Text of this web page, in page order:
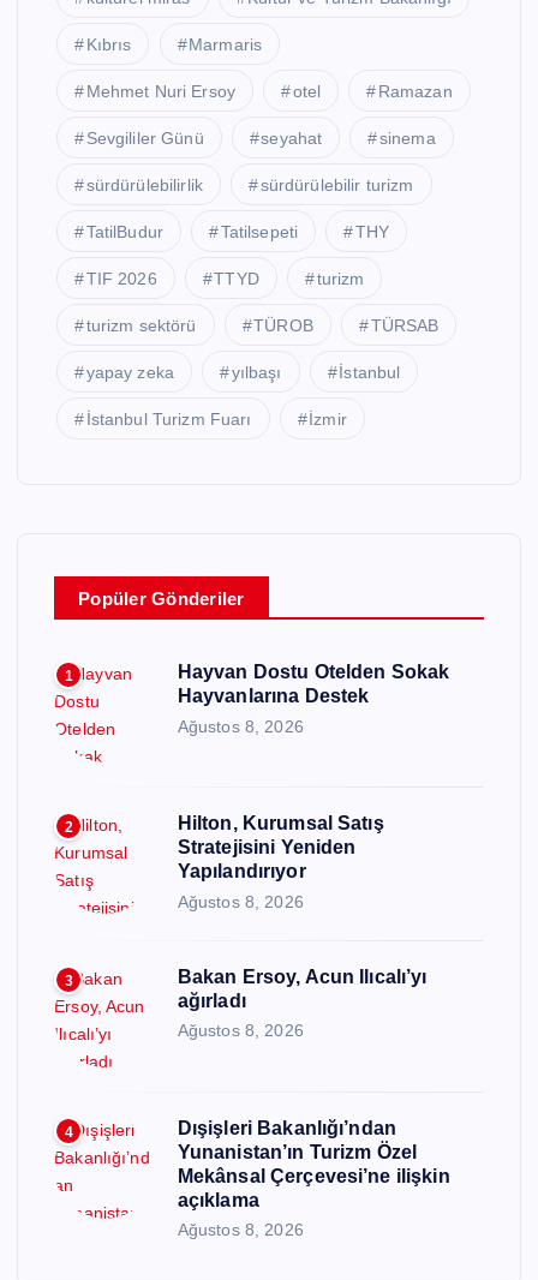
Kıbrıs Marmaris
Mehmet Nuri Ersoy otel Ramazan
Sevgililer Günü seyahat sinema
sürdürülebilirlik sürdürülebilir turizm
TatilBudur Tatilsepeti THY
TIF 2026 TTYD turizm
turizm sektörü TÜROB TÜRSAB
yapay zeka yılbaşı İstanbul
İstanbul Turizm Fuarı İzmir
Popüler Gönderiler
1
Hayvan Dostu Otelden Sokak
Hayvanlarına Destek
Ağustos 8, 2026
2
Hilton, Kurumsal Satış
Stratejisini Yeniden
Yapılandırıyor
Ağustos 8, 2026
3
Bakan Ersoy, Acun Ilıcalı’yı
ağırladı
Ağustos 8, 2026
4
Dışişleri Bakanlığı’ndan
Yunanistan’ın Turizm Özel
Mekânsal Çerçevesi’ne ilişkin
açıklama
Ağustos 8, 2026